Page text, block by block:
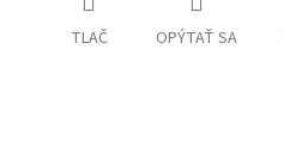
TLAČ OPÝTAŤ SA